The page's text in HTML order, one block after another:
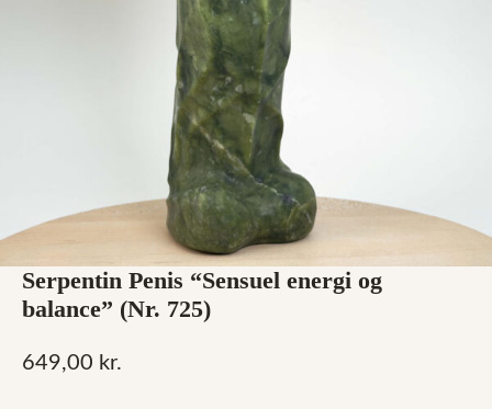
Serpentin Penis “Sensuel energi og
balance” (Nr. 725)
649,00 kr.